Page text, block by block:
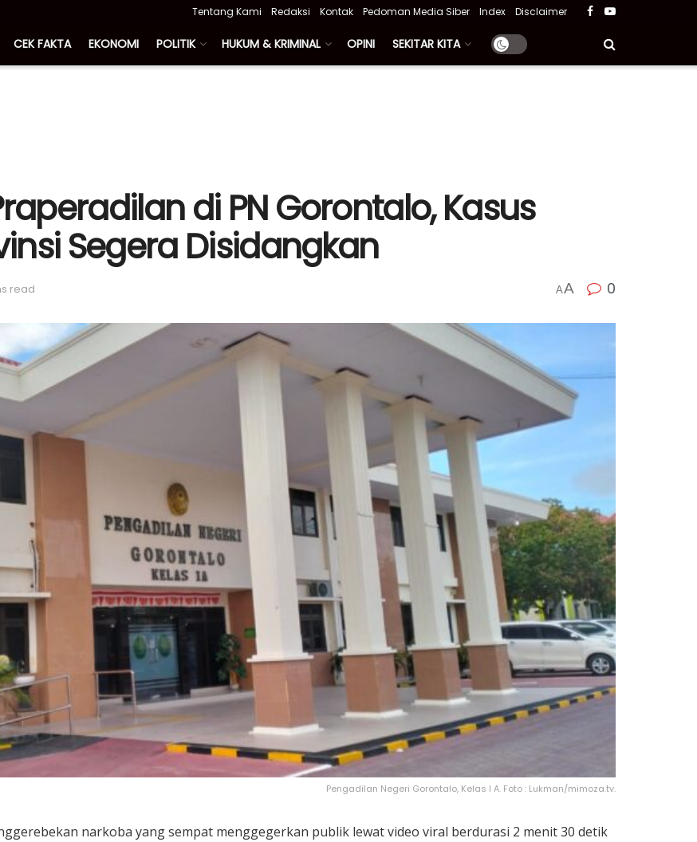
Tentang Kami Redaksi Kontak Pedoman Media Siber Index Disclaimer
CEK FAKTA EKONOMI POLITIK HUKUM & KRIMINAL OPINI SEKITAR KITA
di PN Gorontalo, Kasus
Segera Disidangkan
read AA 0
Pengadilan Negeri Gorontalo, Kelas I A. Foto : Lukman/mimoza.tv.
narkoba yang sempat menggegerkan publik lewat video viral berdurasi 2 menit 30 detik